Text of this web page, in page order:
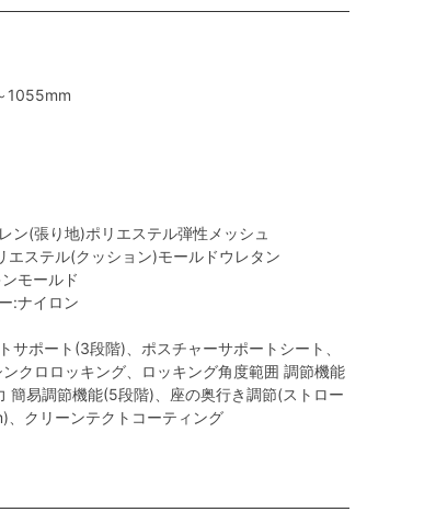
1055mm
(張り地)ポリエステル弾性メッシュ
ステル(クッション)モールドウレタン
モールド
:ナイロン
ポート(3段階)、ポスチャーサポートシート、
クロロッキング、ロッキング角度範囲 調節機能
簡易調節機能(5段階)、座の奥行き調節(ストロー
クリーンテクトコーティング